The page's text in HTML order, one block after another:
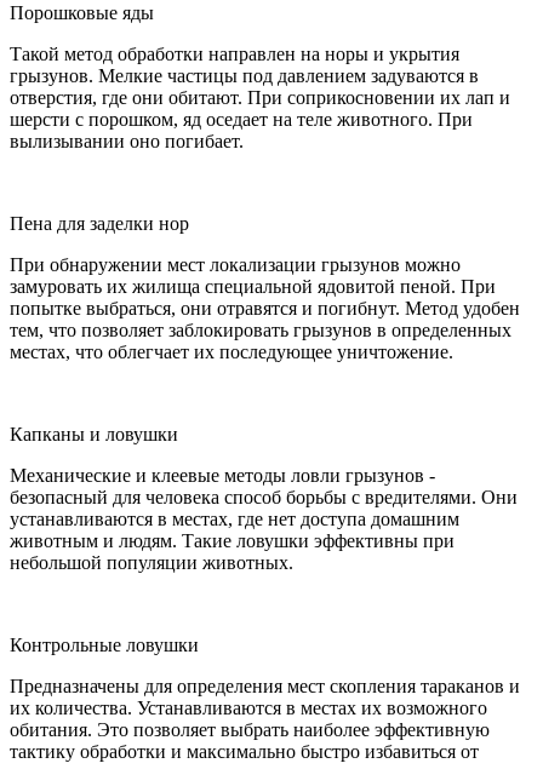
Порошковые яды
Такой метод обработки направлен на норы и укрытия
грызунов. Мелкие частицы под давлением задуваются в
отверстия, где они обитают. При соприкосновении их лап и
шерсти с порошком, яд оседает на теле животного. При
вылизывании оно погибает.
Пена для заделки нор
При обнаружении мест локализации грызунов можно
замуровать их жилища специальной ядовитой пеной. При
попытке выбраться, они отравятся и погибнут. Метод удобен
тем, что позволяет заблокировать грызунов в определенных
местах, что облегчает их последующее уничтожение.
Капканы и ловушки
Механические и клеевые методы ловли грызунов -
безопасный для человека способ борьбы с вредителями. Они
устанавливаются в местах, где нет доступа домашним
животным и людям. Такие ловушки эффективны при
небольшой популяции животных.
Контрольные ловушки
Предназначены для определения мест скопления тараканов и
их количества. Устанавливаются в местах их возможного
обитания. Это позволяет выбрать наиболее эффективную
тактику обработки и максимально быстро избавиться от